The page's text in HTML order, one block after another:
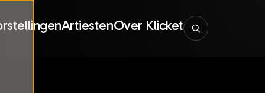
ArtiestenOver Klicket